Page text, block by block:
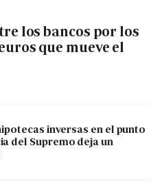
los bancos por los
que mueve el
inversas en el punto
del Supremo deja un